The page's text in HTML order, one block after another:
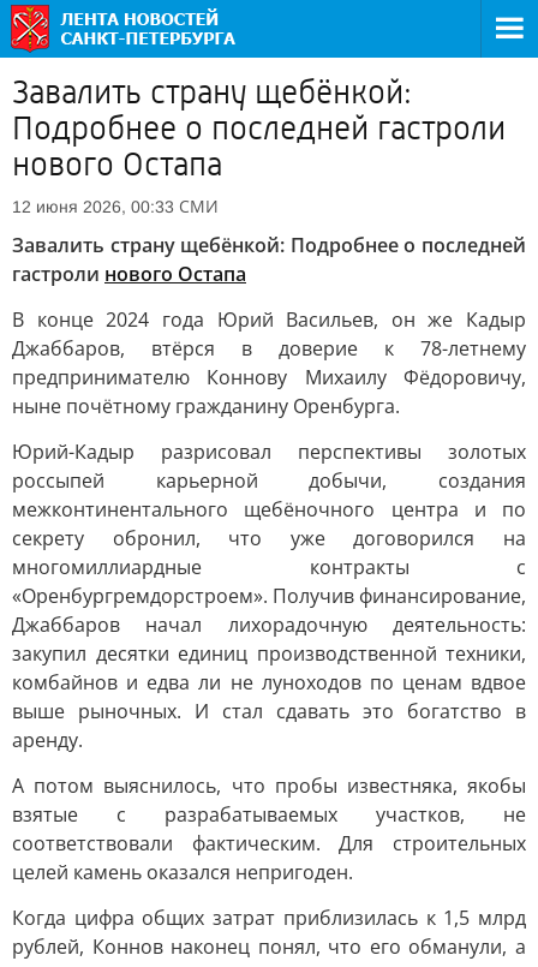
Завалить страну щебёнкой:
Подробнее о последней гастроли
нового Остапа
12 июня 2026, 00:33 СМИ
Завалить страну щебёнкой: Подробнее о последней
гастроли нового Остапа
В конце 2024 года Юрий Васильев, он же Кадыр
Джаббаров, втёрся в доверие к 78-летнему
предпринимателю Коннову Михаилу Фёдоровичу,
ныне почётному гражданину Оренбурга.
Юрий-Кадыр разрисовал перспективы золотых
россыпей карьерной добычи, создания
межконтинентального щебёночного центра и по
секрету обронил, что уже договорился на
многомиллиардные контракты с
«Оренбургремдорстроем». Получив финансирование,
Джаббаров начал лихорадочную деятельность:
закупил десятки единиц производственной техники,
комбайнов и едва ли не луноходов по ценам вдвое
выше рыночных. И стал сдавать это богатство в
аренду.
А потом выяснилось, что пробы известняка, якобы
взятые с разрабатываемых участков, не
соответствовали фактическим. Для строительных
целей камень оказался непригоден.
Когда цифра общих затрат приблизилась к 1,5 млрд
рублей, Коннов наконец понял, что его обманули, а